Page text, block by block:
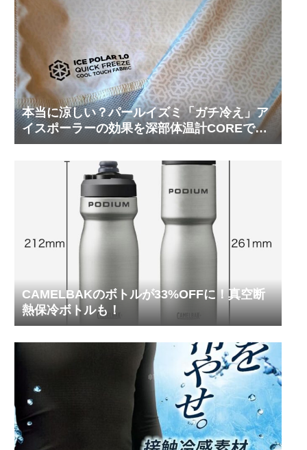
本当に涼しい？パールイズミ「ガチ冷え」ア
イスポーラーの効果を深部体温計COREで測
ってみた
CAMELBAKのボトルが33%OFFに！真空断
熱保冷ボトルも！